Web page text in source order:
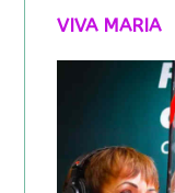
VIVA MARIA